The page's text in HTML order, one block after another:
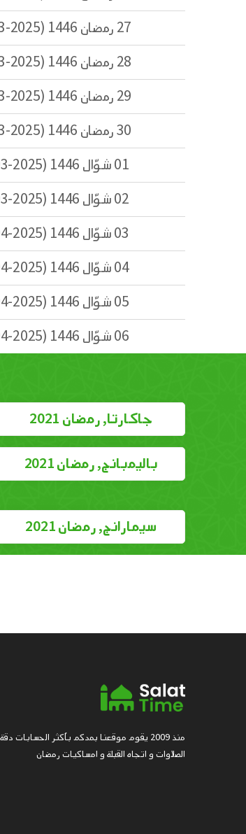
27 رمضان 1446 (2025-03-26)
28 رمضان 1446 (2025-03-27)
29 رمضان 1446 (2025-03-28)
30 رمضان 1446 (2025-03-29)
01 شوّال 1446 (2025-03-30)
02 شوّال 1446 (2025-03-31)
03 شوّال 1446 (2025-04-01)
04 شوّال 1446 (2025-04-02)
05 شوّال 1446 (2025-04-03)
06 شوّال 1446 (2025-04-04)
جاكارتا, رمضان 2021
باليمبانج, رمضان 2021
سيمارانج, رمضان 2021
منذ 2009 يقوم موقعنا بمدكم بأكثر
الصلاوات و اتجاه القبلة و امساكيات رمضان